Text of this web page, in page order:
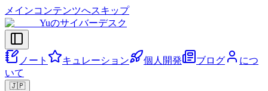
メインコンテンツへスキップ
Yuのサイバーデスク
ノート キュレーション 個人開発 ブログ
につ
いて
🇯🇵